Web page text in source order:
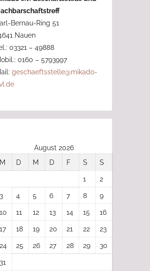
Bernau-Ring 51
Nauen
03321 – 49888
0160 – 5793997
geschaeftsstelle@mikado-
August 2026
M
D M D F S
S
1
2
3
4 5 6 7 8
9
10
11 12 13 14 15
16
17
18 19 20 21 22
23
24
25 26 27 28 29
30
31